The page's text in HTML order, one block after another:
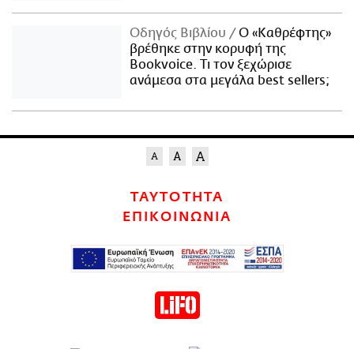
Οδηγός Βιβλίου
Ο «Καθρέφτης»
βρέθηκε στην κορυφή της
Bookvoice. Τι τον ξεχώρισε
ανάμεσα στα μεγάλα best sellers;
ΤΑΥΤΟΤΗΤΑ
ΕΠΙΚΟΙΝΩΝΙΑ